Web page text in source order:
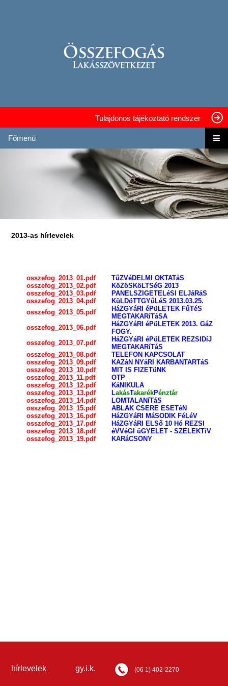
Tulajdonos tájékoztató rendszer
Főmenü
2013-as hírlevelek
osszefog_2013_01.pdf
TűZVéDELMI OKTATáS
osszefog_2013_02.pdf
KöZöSKöLTSéG 2013
osszefog_2013_03.pdf
PANELSZIGETELéSI ELJáRáS
osszefog_2013_04.pdf
KüLDöTTGYűLéS 2013.03.25.
osszefog_2013_05.pdf
HáZGYáRI éPüLETEK FűTéS
MEGTAKARíTáSA
osszefog_2013_06.pdf
HáZGYáRI éPüLETEK 2013. GáZ
FOGY.
osszefog_2013_07.pdf
HáZGYáRI éPüLETEK REZSIDíJ
MEGTAKARíTáS
osszefog_2013_08.pdf
TELEFON KAPCSOLAT
osszefog_2013_09.pdf
KAZáN NYáRI KARBANTARTáS
osszefog_2013_10.pdf
MIT IS FIZETüNK
osszefog_2013_11.pdf
OTP
osszefog_2013_12.pdf
KáNIKULA
osszefog_2013_13.pdf
LakásTakarékPénztár
osszefog_2013_14.pdf
LOMTALANíTáS
osszefog_2013_15.pdf
ABLAK CSERE ESETéN
osszefog_2013_16.pdf
HáZGYáRI MáSODIK FéLéV
osszefog_2013_17.pdf
HáZGYáRI ELSő 10 Hó REZSI
osszefog_2013_18.pdf
éVVéGI üGYELET - SZELEKTíV
osszefog_2013_19.pdf
KARáCSONY
hírlevelek gy.i.k. (06 1) 402-2270